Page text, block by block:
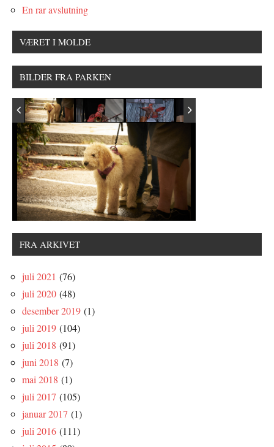
En rar avslutning
VÆRET I MOLDE
BILDER FRA PARKEN
FRA ARKIVET
juli 2021 (76)
juli 2020 (48)
desember 2019 (1)
juli 2019 (104)
juli 2018 (91)
juni 2018 (7)
mai 2018 (1)
juli 2017 (105)
januar 2017 (1)
juli 2016 (111)